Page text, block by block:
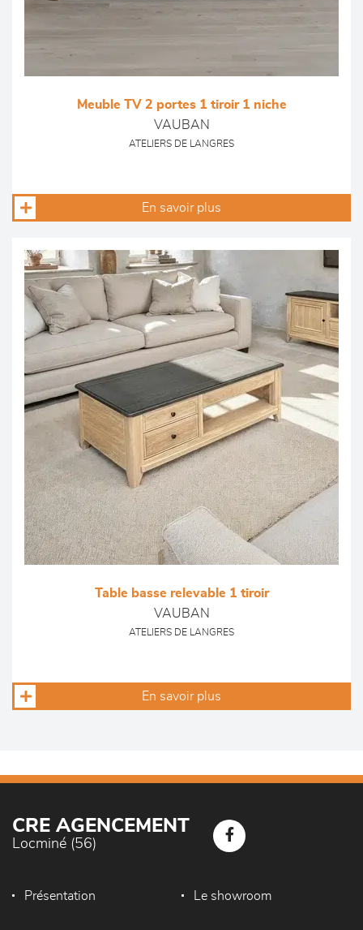
Meuble TV 2 portes 1 tiroir 1 niche
VAUBAN
ATELIERS DE LANGRES
En savoir plus
Table basse relevable 1 tiroir
VAUBAN
ATELIERS DE LANGRES
En savoir plus
CRE AGENCEMENT
Locminé (56)
Présentation Le showroom